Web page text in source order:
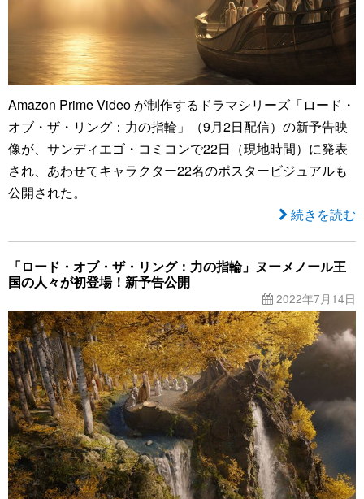
Amazon Prime Video が制作するドラマシリーズ「ロード・
オブ・ザ・リング：力の指輪」（9月2日配信）の新予告映
像が、サンディエゴ・コミコンで22日（現地時間）に発表
され、あわせてキャラクター22名のポスタービジュアルも
公開された。
続きを読む
「ロード・オブ・ザ・リング：力の指輪」ヌーメノール王
国の人々が初登場！新予告公開
2022年7月14日